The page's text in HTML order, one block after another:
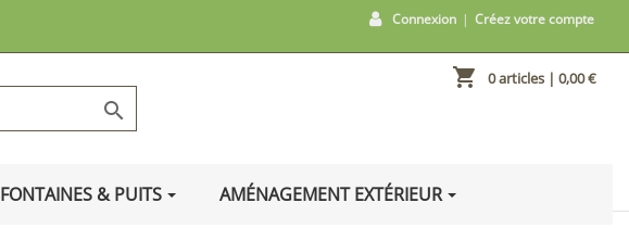
Connexion | Créez votre compte

shopping_cart 0 articles| 0,00 €
FONTAINES & PUITS AMÉNAGEMENT EXTÉRIEUR